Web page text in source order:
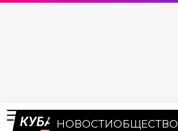
НОВОСТИОБЩЕСТВО